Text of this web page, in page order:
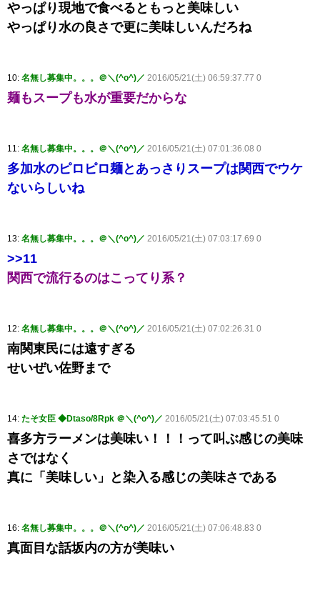
やっぱり現地で食べるともっと美味しい
やっぱり水の良さで更に美味しいんだろね
10: 名無し募集中。。。＠＼(^o^)／ 2016/05/21(土) 06:59:37.77 0
麺もスープも水が重要だからな
11: 名無し募集中。。。＠＼(^o^)／ 2016/05/21(土) 07:01:36.08 0
多加水のピロピロ麺とあっさりスープは関西でウケ
ないらしいね
13: 名無し募集中。。。＠＼(^o^)／ 2016/05/21(土) 07:03:17.69 0
>>11
関西で流行るのはこってり系？
12: 名無し募集中。。。＠＼(^o^)／ 2016/05/21(土) 07:02:26.31 0
南関東民には遠すぎる
せいぜい佐野まで
14: たそ女臣 ◆Dtaso/8Rpk ＠＼(^o^)／ 2016/05/21(土) 07:03:45.51 0
喜多方ラーメンは美味い！！！って叫ぶ感じの美味
さではなく
真に「美味しい」と染入る感じの美味さである
16: 名無し募集中。。。＠＼(^o^)／ 2016/05/21(土) 07:06:48.83 0
真面目な話坂内の方が美味い